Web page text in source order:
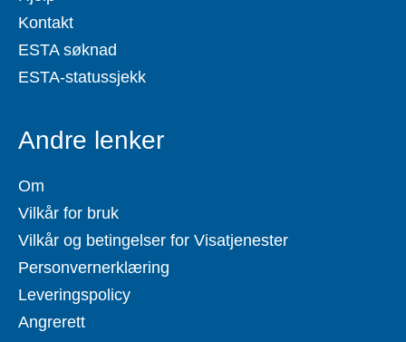
Kontakt
ESTA søknad
ESTA-statussjekk
Andre lenker
Om
Vilkår for bruk
Vilkår og betingelser for Visatjenester
Personvernerklæring
Leveringspolicy
Angrerett